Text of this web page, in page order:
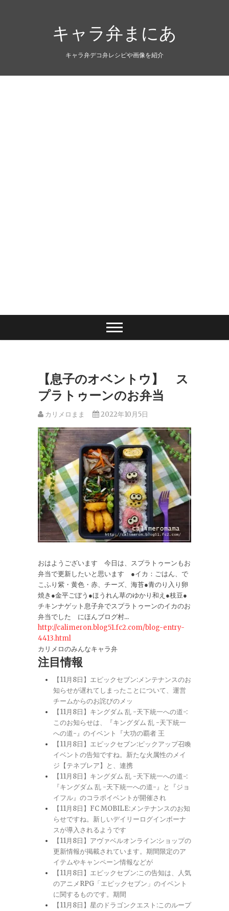
キャラ弁まにあ
キャラ弁デコ弁レシピや画像を紹介
【息子のオベントウ】 ス
プラトゥーンのお弁当
カリメロまま 2022年10月5日
おはようございます 今日は、スプラトゥーンもお
弁当で更新したいと思います ●イカ：ごはん、で
こふり紫・黄色・赤、チーズ、海苔●青のり入り卵
焼き●金平ごぼう●ほうれん草のゆかり和え●枝豆●
チキンナゲット息子弁でスプラトゥーンのイカのお
弁当でした にほんブログ村...
http://calimeron.blog51.fc2.com/blog-entry-
4413.html
カリメロのみんなキャラ弁
注目情報
【11月8日】エピックセブン:メンテナンスのお
知らせが遅れてしまったことについて、運営
チームからのお詫びのメッ
【11月8日】キングダム 乱 -天下統一への道-:
このお知らせは、『キングダム 乱 -天下統一
への道-』のイベント『大功の覇者 王
【11月8日】エピックセブン:ピックアップ召喚
イベントの告知ですね。新たな火属性のメイ
ジ【テネブレア】と、連携
【11月8日】キングダム 乱 -天下統一への道-:
『キングダム 乱 -天下統一への道-』と『ジョ
イフル』のコラボイベントが開催され
【11月8日】FC MOBILE:メンテナンスのお知
らせですね。新しいデイリーログインボーナ
スが導入されるようです
【11月8日】アヴァベルオンライン:ショップの
更新情報が掲載されています。期間限定のア
イテムやキャンペーン情報などが
【11月8日】エピックセブン:この告知は、人気
のアニメRPG「エピックセブン」のイベント
に関するものです。期間
【11月8日】星のドラゴンクエスト:このループ